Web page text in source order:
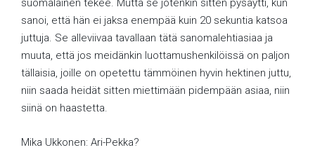
suomalainen tekee. Mutta se jotenkin sitten pysäytti, kun
sanoi, että hän ei jaksa enempää kuin 20 sekuntia katsoa
juttuja. Se alleviivaa tavallaan tätä sanomalehtiasiaa ja
muuta, että jos meidänkin luottamushenkilöissä on paljon
tällaisia, joille on opetettu tämmöinen hyvin hektinen juttu,
niin saada heidät sitten miettimään pidempään asiaa, niin
siinä on haastetta.
Mika Ukkonen: Ari-Pekka?